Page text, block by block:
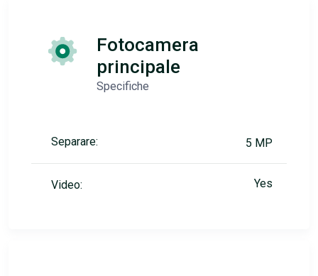
Fotocamera
principale
Specifiche
Separare: 5 MP
Video: Yes